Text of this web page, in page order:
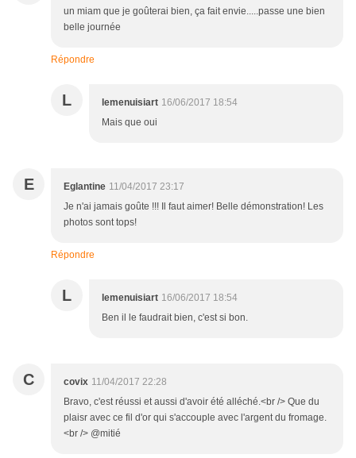
un miam que je goûterai bien, ça fait envie.....passe une bien
belle journée
Répondre
L lemenuisiart 16/06/2017 18:54
Mais que oui
E Eglantine 11/04/2017 23:17
Je n'ai jamais goûte !!! Il faut aimer! Belle démonstration! Les
photos sont tops!
Répondre
L lemenuisiart 16/06/2017 18:54
Ben il le faudrait bien, c'est si bon.
C covix 11/04/2017 22:28
Bravo, c'est réussi et aussi d'avoir été alléché.<br /> Que du
plaisr avec ce fil d'or qui s'accouple avec l'argent du fromage.
<br /> @mitié